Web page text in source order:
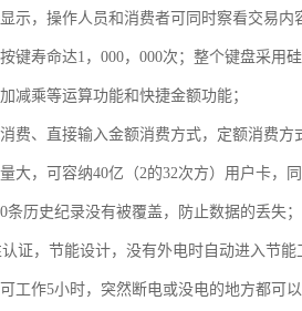
示，操作人员和消费者可同时察看交易内
键寿命达1，000，000次；整个键盘采用
减乘等运算功能和快捷金额功能；
费、直接输入金额消费方式，定额消费方
大，可容纳40亿（2的32次方）用户卡，
历史纪录没有被覆盖，防止数据的丢失；
证，节能设计，没有外电时自动进入节能
工作5小时，突然断电或没电的地方都可以